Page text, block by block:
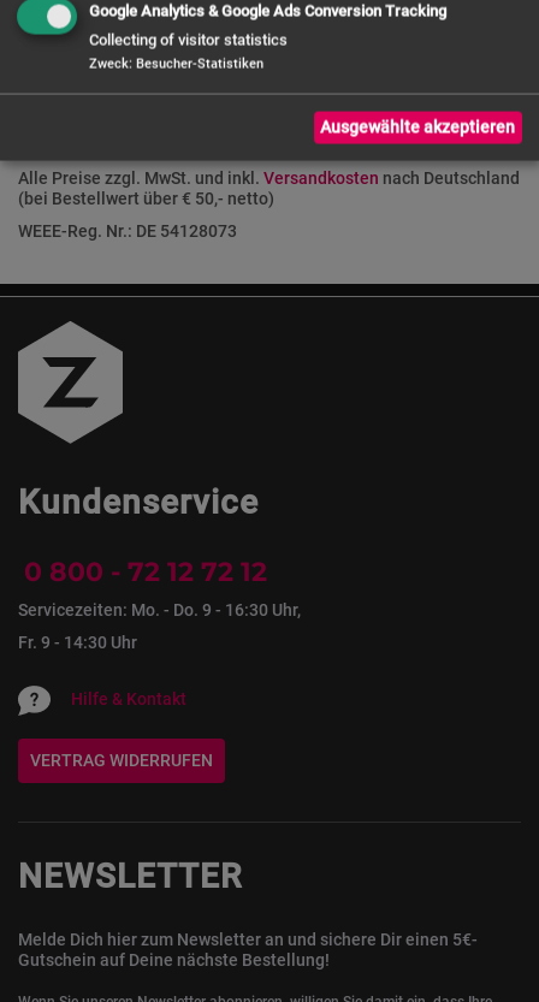
Alle Preise zzgl. MwSt. und inkl. Versandkosten nach Deutschland
(bei Bestellwert über € 50,- netto)
WEEE-Reg. Nr.: DE 54128073
Kundenservice
0 800 - 72 12 72 12
Servicezeiten: Mo. - Do. 9 - 16:30 Uhr,
Fr. 9 - 14:30 Uhr
Hilfe & Kontakt
VERTRAG WIDERRUFEN
NEWSLETTER
Melde Dich hier zum Newsletter an und sichere Dir einen 5€-
Gutschein auf Deine nächste Bestellung!
Google Analytics & Google Ads Conversion Tracking
Collecting of visitor statistics
Zweck: Besucher-Statistiken
Ausgewählte akzeptieren